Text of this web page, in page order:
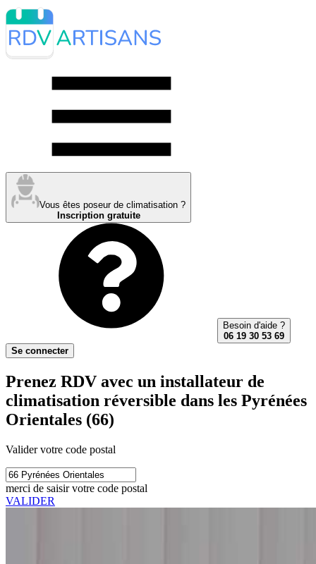
Vous êtes poseur de climatisation ?
Inscription gratuite
Besoin d'aide ?
06 19 30 53 69
Se connecter
Prenez RDV avec un installateur de
climatisation réversible dans les Pyrénées
Orientales (66)
Valider votre code postal
merci de saisir votre code postal
VALIDER